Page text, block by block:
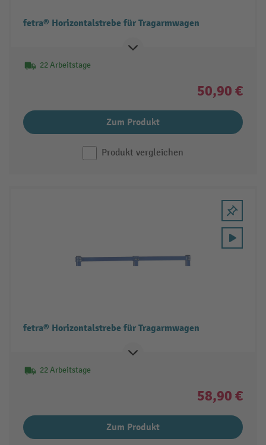
fetra® Horizontalstrebe für Tragarmwagen
22 Arbeitstage
50,90 €
Zum Produkt
Produkt vergleichen
fetra® Horizontalstrebe für Tragarmwagen
22 Arbeitstage
58,90 €
Zum Produkt